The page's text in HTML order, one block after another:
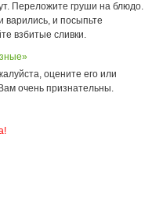
Переложите груши на блюдо.
варились, и посыпьте
взбитые сливки.
оцените его или
очень признательны.